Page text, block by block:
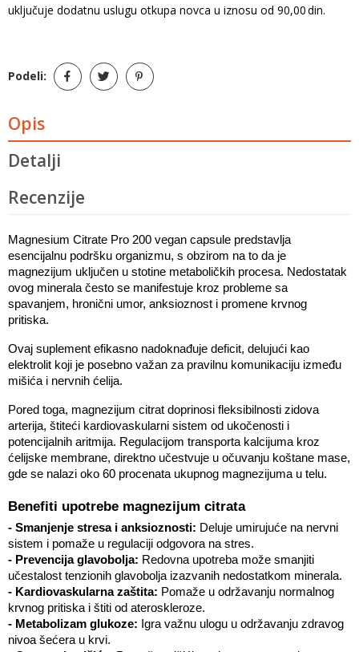
uključuje dodatnu uslugu otkupa novca u iznosu od 90,00 din.
Podeli:
Opis
Detalji
Recenzije
Magnesium Citrate Pro 200 vegan capsule predstavlja
esencijalnu podršku organizmu, s obzirom na to da je
magnezijum uključen u stotine metaboličkih procesa. Nedostatak
ovog minerala često se manifestuje kroz probleme sa
spavanjem, hronični umor, anksioznost i promene krvnog
pritiska.
Ovaj suplement efikasno nadoknađuje deficit, delujući kao
elektrolit koji je posebno važan za pravilnu komunikaciju između
mišića i nervnih ćelija.
Pored toga, magnezijum citrat doprinosi fleksibilnosti zidova
arterija, štiteći kardiovaskularni sistem od ukočenosti i
potencijalnih aritmija. Regulacijom transporta kalcijuma kroz
ćelijske membrane, direktno učestvuje u očuvanju koštane mase,
gde se nalazi oko 60 procenata ukupnog magnezijuma u telu.
Benefiti upotrebe magnezijum citrata
- Smanjenje stresa i anksioznosti: Deluje umirujuće na nervni
sistem i pomaže u regulaciji odgovora na stres.
- Prevencija glavobolja: Redovna upotreba može smanjiti
učestalost tenzionih glavobolja izazvanih nedostatkom minerala.
- Kardiovaskularna zaštita: Pomaže u održavanju normalnog
krvnog pritiska i štiti od ateroskleroze.
- Metabolizam glukoze: Igra važnu ulogu u održavanju zdravog
nivoa šećera u krvi.